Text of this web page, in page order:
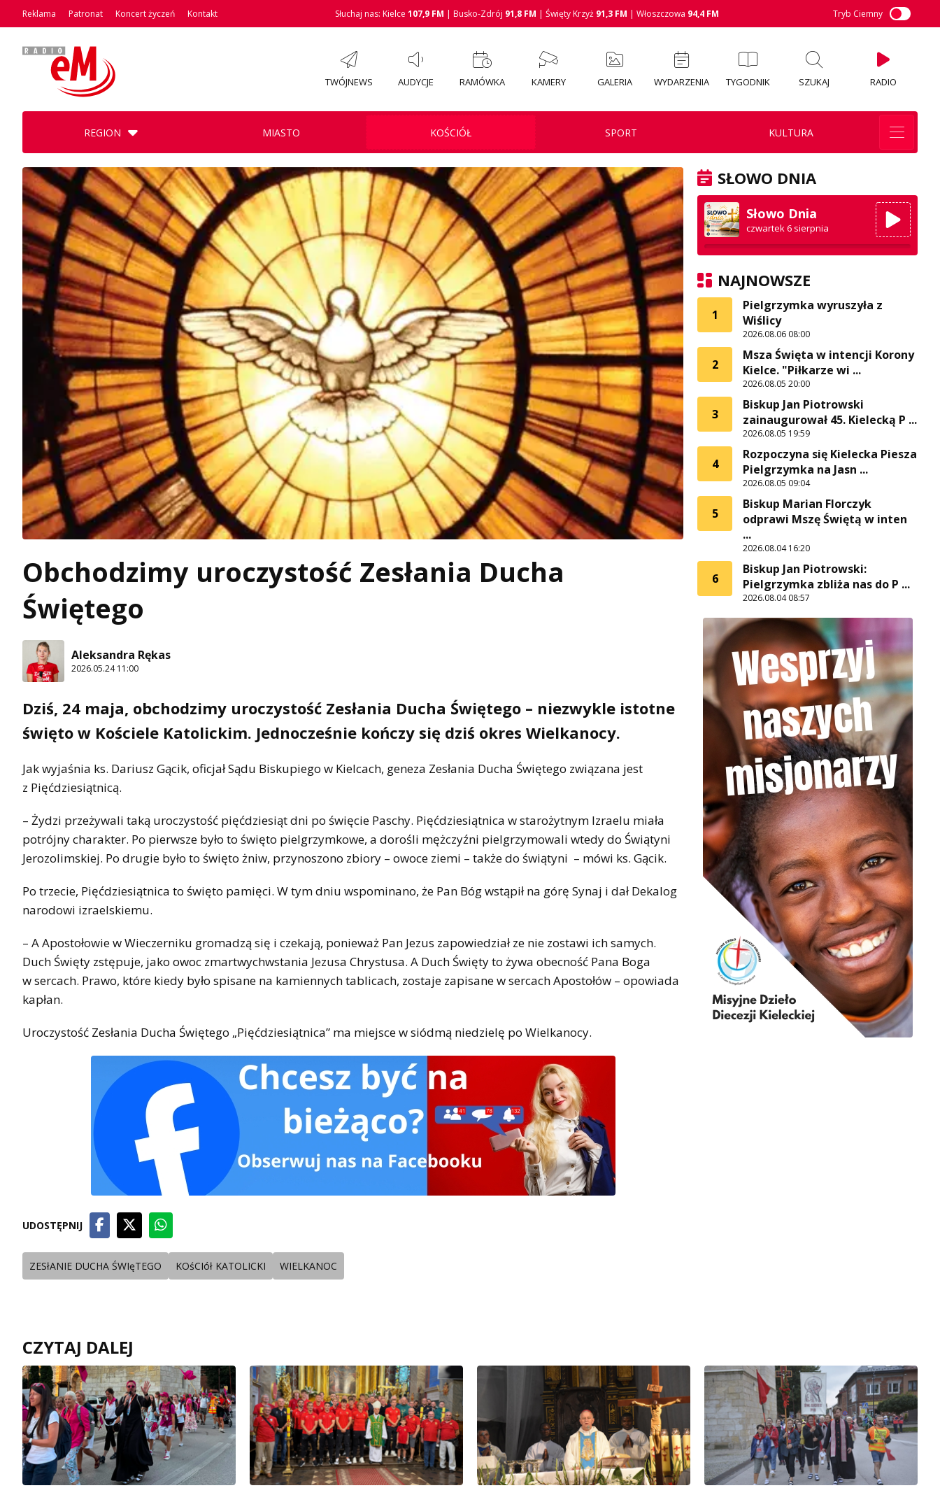
Reklama Patronat Koncert życzeń Kontakt Słuchaj nas: Kielce 107,9 FM | Busko-Zdrój 91,8 FM | Święty Krzyż 91,3 FM | Włoszczowa 94,4 FM Tryb Ciemny
TWÓJNEWS AUDYCJE RAMÓWKA KAMERY GALERIA WYDARZENIA TYGODNIK SZUKAJ RADIO
REGION MIASTO KOŚCIÓŁ SPORT KULTURA
Obchodzimy uroczystość Zesłania Ducha
Świętego
Aleksandra Rękas
2026.05.24 11:00
Dziś, 24 maja, obchodzimy uroczystość Zesłania Ducha Świętego – niezwykle istotne
święto w Kościele Katolickim. Jednocześnie kończy się dziś okres Wielkanocy.
Jak wyjaśnia ks. Dariusz Gącik, oficjał Sądu Biskupiego w Kielcach, geneza Zesłania Ducha Świętego związana jest
z Pięćdziesiątnicą.
– Żydzi przeżywali taką uroczystość pięćdziesiąt dni po święcie Paschy. Pięćdziesiątnica w starożytnym Izraelu miała
potrójny charakter. Po pierwsze było to święto pielgrzymkowe, a dorośli mężczyźni pielgrzymowali wtedy do Świątyni
Jerozolimskiej. Po drugie było to święto żniw, przynoszono zbiory – owoce ziemi – także do świątyni – mówi ks. Gącik.
Po trzecie, Pięćdziesiątnica to święto pamięci. W tym dniu wspominano, że Pan Bóg wstąpił na górę Synaj i dał Dekalog
narodowi izraelskiemu.
– A Apostołowie w Wieczerniku gromadzą się i czekają, ponieważ Pan Jezus zapowiedział ze nie zostawi ich samych.
Duch Święty zstępuje, jako owoc zmartwychwstania Jezusa Chrystusa. A Duch Święty to żywa obecność Pana Boga
w sercach. Prawo, które kiedy było spisane na kamiennych tablicach, zostaje zapisane w sercach Apostołów – opowiada
kapłan.
Uroczystość Zesłania Ducha Świętego „Pięćdziesiątnica” ma miejsce w siódmą niedzielę po Wielkanocy.
UDOSTĘPNIJ
ZESłANIE DUCHA ŚWIęTEGO KOśCIół KATOLICKI WIELKANOC
SŁOWO DNIA
Słowo Dnia
czwartek 6 sierpnia
NAJNOWSZE
1
Pielgrzymka wyruszyła z
Wiślicy
2026.08.06 08:00
2
Msza Święta w intencji Korony
Kielce. "Piłkarze wi ...
2026.08.05 20:00
3
Biskup Jan Piotrowski
zainaugurował 45. Kielecką P ...
2026.08.05 19:59
4
Rozpoczyna się Kielecka Piesza
Pielgrzymka na Jasn ...
2026.08.05 09:04
5
Biskup Marian Florczyk
odprawi Mszę Świętą w inten
...
2026.08.04 16:20
6
Biskup Jan Piotrowski:
Pielgrzymka zbliża nas do P ...
2026.08.04 08:57
CZYTAJ DALEJ